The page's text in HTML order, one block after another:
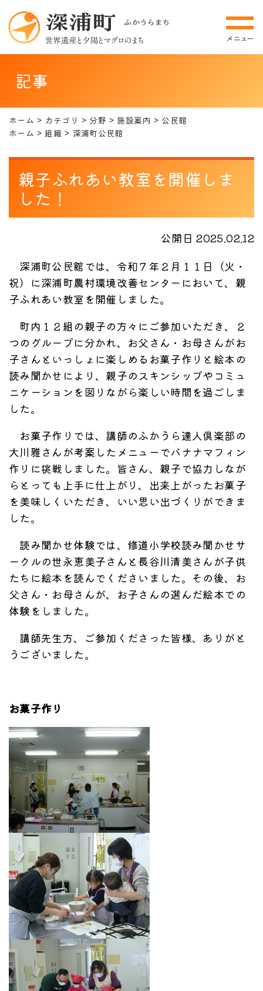
記事
ホーム カテゴリ 分野 施設案内
公民館
ホーム
組織 深浦町公民館
親子ふれあい教室を開催しま
した！
公開日 2025.02.12
深浦町公民館では、令和７年２月１１日（火・
祝）に深浦町農村環境改善センターにおいて、親
子ふれあい教室を開催しました。
町内１２組の親子の方々にご参加いただき、２
つのグループに分かれ、お父さん・お母さんがお
子さんといっしょに楽しめるお菓子作りと絵本の
読み聞かせにより、親子のスキンシップやコミュ
ニケーションを図りながら楽しい時間を過ごしま
した。
お菓子作りでは、講師のふかうら達人倶楽部の
大川雅さんが考案したメニューでバナナマフィン
作りに挑戦しました。皆さん、親子で協力しなが
らとっても上手に仕上がり、出来上がったお菓子
を美味しくいただき、いい思い出づくりができま
した。
読み聞かせ体験では、修道小学校読み聞かせサ
ークルの世永恵美子さんと長谷川清美さんが子供
たちに絵本を読んでくださいました。その後、お
父さん・お母さんが、お子さんの選んだ絵本での
体験をしました。
講師先生方、ご参加くださった皆様、ありがと
うございました。
お菓子作り